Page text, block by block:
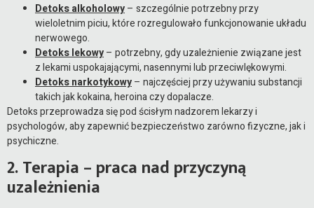
Detoks alkoholowy– szczególnie potrzebny przy
wieloletnim piciu, które rozregulowało funkcjonowanie układu
nerwowego.
Detoks lekowy– potrzebny, gdy uzależnienie związane jest
z lekami uspokajającymi, nasennymi lub przeciwlękowymi.
Detoks narkotykowy– najczęściej przy używaniu substancji
takich jak kokaina, heroina czy dopalacze.
Detoks przeprowadza się pod ścisłym nadzorem lekarzy i
psychologów, aby zapewnić bezpieczeństwo zarówno fizyczne, jak i
psychiczne.
2. Terapia – praca nad przyczyną
uzależnienia